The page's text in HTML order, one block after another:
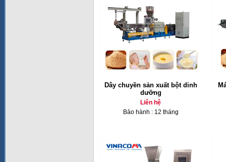
Dây chuyền sản xuất bột dinh
dưỡng
Liên hệ
Bảo hành : 12 tháng